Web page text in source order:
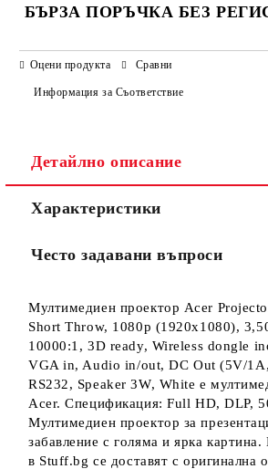
БЪРЗА ПОРЪЧКА БЕЗ
САМО ПОПЪЛНЕТЕ 3
Оцени продукта Сравни
Информация за Съответствие
Детайлно описание
Характеристики
Често задавани въпроси
Мултимедиен проектор Acer
Short Throw, 1080p (1920x1080),
10000:1, 3D ready, Wireless dongle
VGA in, Audio in/out, DC Out (5V/
RS232, Speaker 3W, White е
Acer. Спецификация: Full HD, DLP,
Мултимедиен проектор за
забавление с голяма и ярка
в Stuff.bg се доставят с оригинална